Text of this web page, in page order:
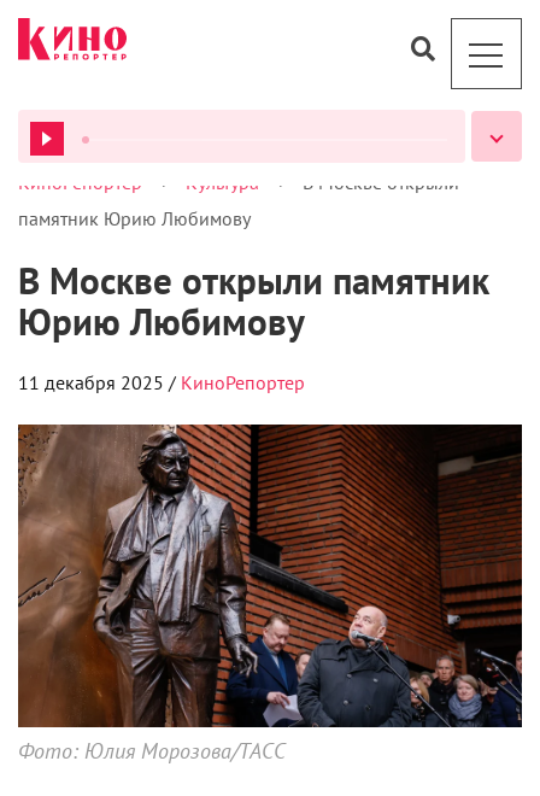
ВСЕ ПОДКАСТЫ
КиноРепортер > Культура >
В Москве открыли
памятник Юрию Любимову
В Москве открыли памятник
Юрию Любимову
11 декабря 2025 / КиноРепортер
Фото: Юлия Морозова/ТАСС